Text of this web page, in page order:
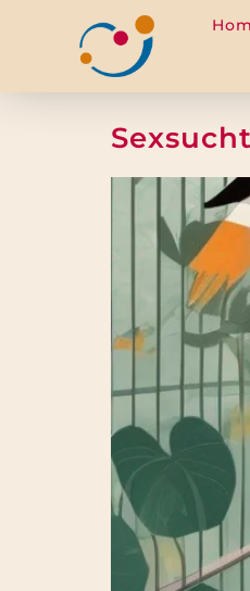
springen